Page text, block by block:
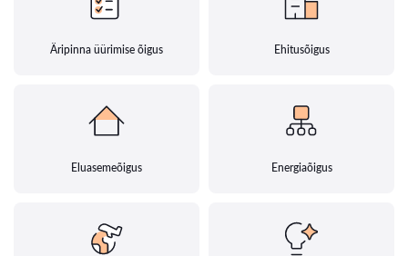
Äripinna üürimise õigus Ehitusõigus
Eluasemeõigus Energiaõigus